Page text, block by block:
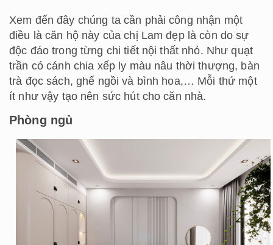
Xem đến đây chúng ta cần phải công nhận một
điều là căn hộ này của chị Lam đẹp là còn do sự
độc đáo trong từng chi tiết nội thất nhỏ. Như quạt
trần có cánh chia xếp ly màu nâu thời thượng, bàn
trà đọc sách, ghế ngồi và bình hoa,… Mỗi thứ một
ít như vậy tạo nên sức hút cho căn nhà.
Phòng ngủ